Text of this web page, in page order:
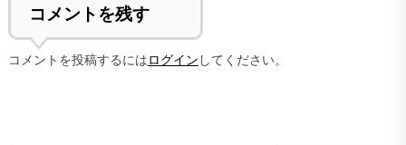
コメントを残す
コメントを投稿するにはログインしてください。